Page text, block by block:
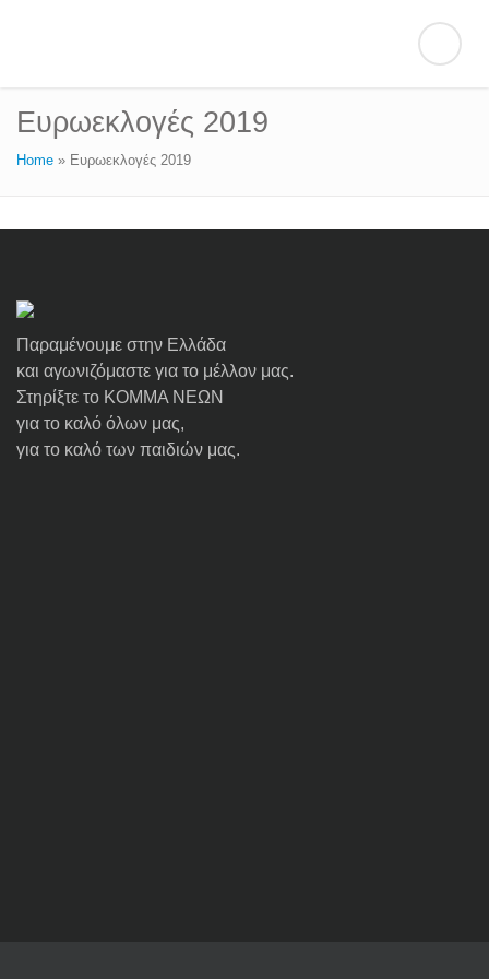
Ευρωεκλογές 2019
Home » Ευρωεκλογές 2019
Παραμένουμε στην Ελλάδα
και αγωνιζόμαστε για το μέλλον μας.
Στηρίξτε το ΚΟΜΜΑ ΝΕΩΝ
για το καλό όλων μας,
για το καλό των παιδιών μας.